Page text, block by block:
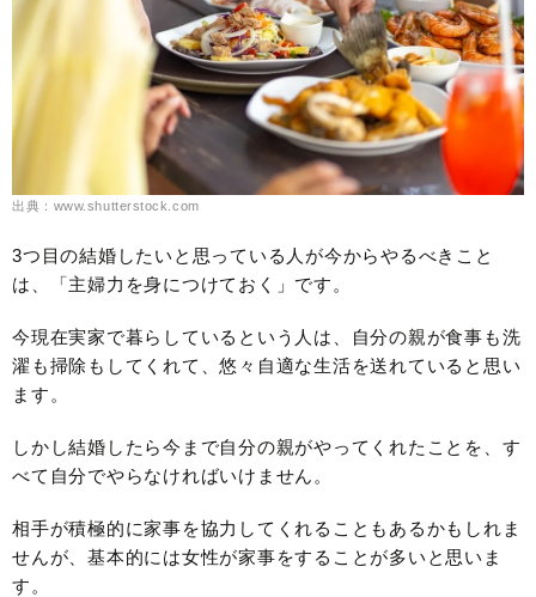
出典：www.shutterstock.com
3つ目の結婚したいと思っている人が今からやるべきこと
は、「主婦力を身につけておく」です。
今現在実家で暮らしているという人は、自分の親が食事も洗
濯も掃除もしてくれて、悠々自適な生活を送れていると思い
ます。
しかし結婚したら今まで自分の親がやってくれたことを、す
べて自分でやらなければいけません。
相手が積極的に家事を協力してくれることもあるかもしれま
せんが、基本的には女性が家事をすることが多いと思いま
す。